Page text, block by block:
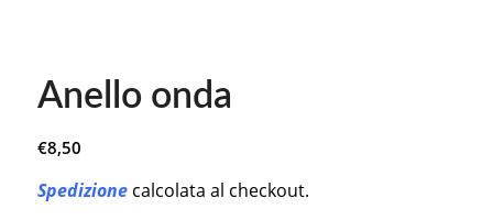
Anello onda
€8,50
Spedizione calcolata al checkout.